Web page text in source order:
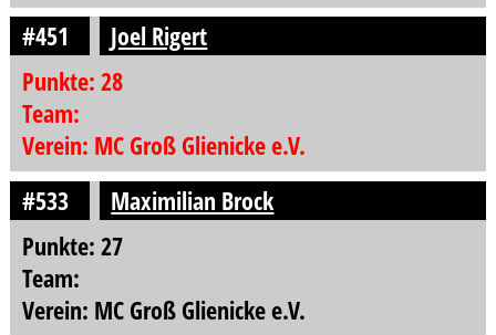
#451
Joel Rigert
Punkte: 28
Team:
Verein: MC Groß Glienicke e.V.
#533
Maximilian Brock
Punkte: 27
Team:
Verein: MC Groß Glienicke e.V.